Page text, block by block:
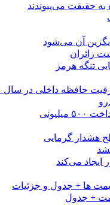
آن می‌شود
زائران
تنگه هرمز
هشدار گرمایی
ایجاد می‌کند